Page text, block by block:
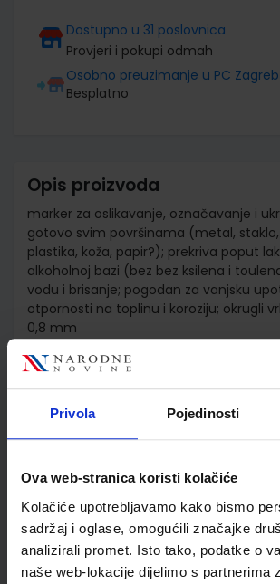
Privola Pojedinosti
Ova web-stranica koristi kolačiće
Kolačiće upotrebljavamo kako bismo
sadržaj i oglase, omogućili značajke
analizirali promet. Isto tako, podatke o
naše web-lokacije dijelimo s partnerima
Dostupno u 31 poslovnica
Provjeri i pokupi odmah
Osobno preuzimanje u PC Zagreb
Besplatno
Opis proizvoda
marker za oslikavanje, označavanje i
gotovo svim površinama (metal,
plastika, koža, papir?); prekriva poput
alkoholnoj bazi (bez bez ksilena i
vodu i brisanje; pogodan za vanjsku
otpornosti na toplinu i koroziju; okrugli
0,8 mm
Detalji proizvoda
Šifra proizvoda